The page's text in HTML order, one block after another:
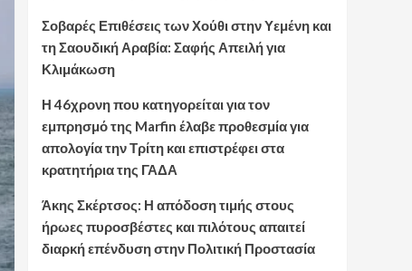
Σοβαρές Επιθέσεις των Χούθι στην Υεμένη και
τη Σαουδική Αραβία: Σαφής Απειλή για
Κλιμάκωση
Η 46χρονη που κατηγορείται για τον
εμπρησμό της Marfin έλαβε προθεσμία για
απολογία την Τρίτη και επιστρέφει στα
κρατητήρια της ΓΑΔΑ
Άκης Σκέρτσος: Η απόδοση τιμής στους
ήρωες πυροσβέστες και πιλότους απαιτεί
διαρκή επένδυση στην Πολιτική Προστασία